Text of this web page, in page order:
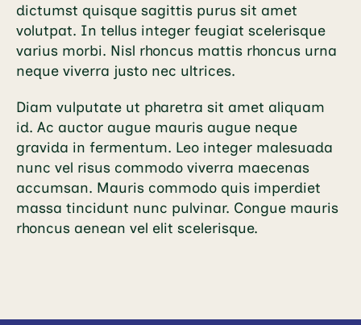
dictumst quisque sagittis purus sit amet
volutpat. In tellus integer feugiat scelerisque
varius morbi. Nisl rhoncus mattis rhoncus urna
neque viverra justo nec ultrices.
Diam vulputate ut pharetra sit amet aliquam
id. Ac auctor augue mauris augue neque
gravida in fermentum. Leo integer malesuada
nunc vel risus commodo viverra maecenas
accumsan. Mauris commodo quis imperdiet
massa tincidunt nunc pulvinar. Congue mauris
rhoncus aenean vel elit scelerisque.